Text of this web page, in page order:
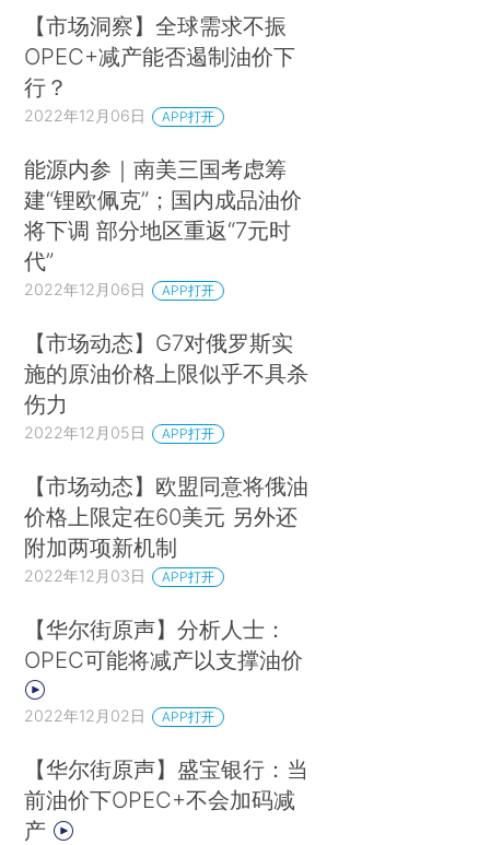
【市场洞察】全球需求不振
OPEC+减产能否遏制油价下
行？
2022年12月06日 APP打开
能源内参｜南美三国考虑筹
建“锂欧佩克”；国内成品油价
将下调 部分地区重返“7元时
代”
2022年12月06日 APP打开
【市场动态】G7对俄罗斯实
施的原油价格上限似乎不具杀
伤力
2022年12月05日 APP打开
【市场动态】欧盟同意将俄油
价格上限定在60美元 另外还
附加两项新机制
2022年12月03日 APP打开
【华尔街原声】分析人士：
OPEC可能将减产以支撑油价
2022年12月02日 APP打开
【华尔街原声】盛宝银行：当
前油价下OPEC+不会加码减
产